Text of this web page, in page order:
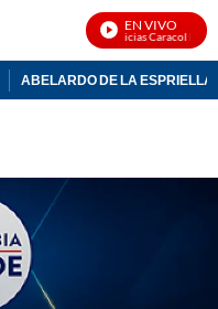
EN VIVO
Noticias Caracol En
ABELARDO DE LA ESPRIELLA